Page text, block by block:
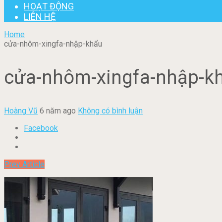
HOẠT ĐỘNG
LIÊN HỆ
Home
cửa-nhôm-xingfa-nhập-khẩu
cửa-nhôm-xingfa-nhập-
Hoàng Vũ 6 năm ago Không có bình luận
Facebook
Prev Article